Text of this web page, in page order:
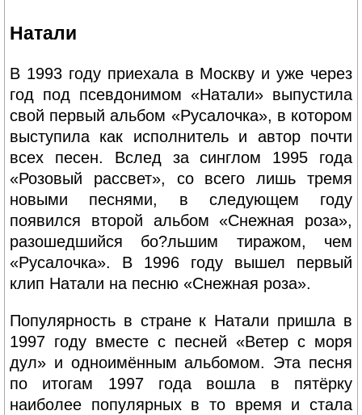
Натали
В 1993 году приехала в Москву и уже через
год под псевдонимом «Натали» выпустила
свой первый альбом «Русалочка», в котором
выступила как исполнитель и автор почти
всех песен. Вслед за синглом 1995 года
«Розовый рассвет», со всего лишь тремя
новыми песнями, в следующем году
появился второй альбом «Снежная роза»,
разошедшийся бо?льшим тиражом, чем
«Русалочка». В 1996 году вышел первый
клип Натали на песню «Снежная роза».
Популярность в стране к Натали пришла в
1997 году вместе с песней «Ветер с моря
дул» и одноимённым альбомом. Эта песня
по итогам 1997 года вошла в пятёрку
наиболее популярных в то время и стала